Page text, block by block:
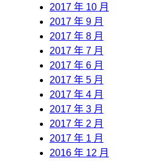
2017 年 10 月
2017 年 9 月
2017 年 8 月
2017 年 7 月
2017 年 6 月
2017 年 5 月
2017 年 4 月
2017 年 3 月
2017 年 2 月
2017 年 1 月
2016 年 12 月